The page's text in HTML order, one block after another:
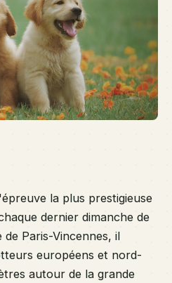
la plus prestigieuse
dernier dimanche de
Paris-Vincennes, il
européens et nord-
autour de la grande